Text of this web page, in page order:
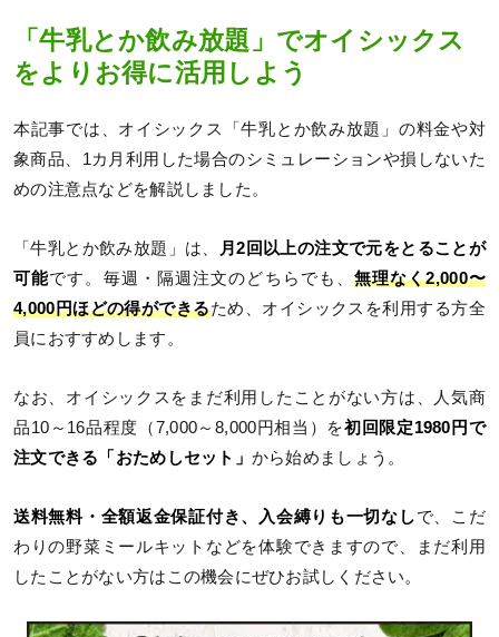
「牛乳とか飲み放題」でオイシックス
をよりお得に活用しよう
本記事では、オイシックス「牛乳とか飲み放題」の料金や対
象商品、1カ月利用した場合のシミュレーションや損しないた
めの注意点などを解説しました。
「牛乳とか飲み放題」は、
月2回以上の注文で元をとることが
可能です。毎週・隔週注文のどちらでも、無理なく2,000〜
4,000円ほどの得ができるため、オイシックスを利用する方全
員におすすめします。
なお、オイシックスをまだ利用したことがない方は、人気商
品10～16品程度（7,000～8,000円相当）を初回限定1980円で
注文できる「おためしセット」 から始めましょう。
送料無料・全額返金保証付き、入会縛りも一切なしで、こだ
わりの野菜ミールキットなどを体験できますので、まだ利用
したことがない方はこの機会にぜひお試しください。